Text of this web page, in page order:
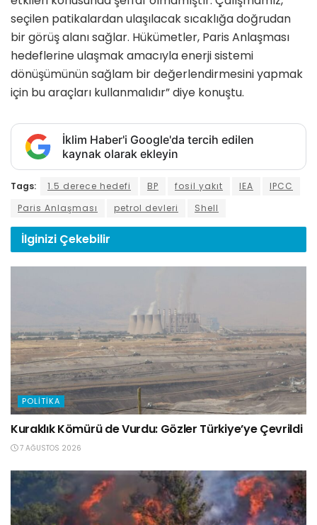
seçilen patikalardan ulaşılacak sıcaklığa doğrudan
bir görüş alanı sağlar. Hükümetler, Paris Anlaşması
hedeflerine ulaşmak amacıyla enerji sistemi
dönüşümünün sağlam bir değerlendirmesini yapmak
için bu araçları kullanmalıdır” diye konuştu.
İklim Haber'i Google'da tercih edilen
kaynak olarak ekleyin
Tags: 1.5 derece hedefi BP fosil yakıt IEA
IPCC
Paris Anlaşması
petrol devleri Shell
İlginizi Çekebilir
POLITIKA
Kuraklık Kömürü de Vurdu: Gözler Türkiye’ye Çevrildi
7 AĞUSTOS 2026